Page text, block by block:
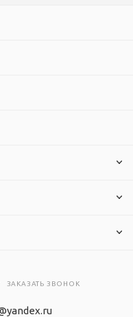
ЗАКАЗАТЬ ЗВОНОК